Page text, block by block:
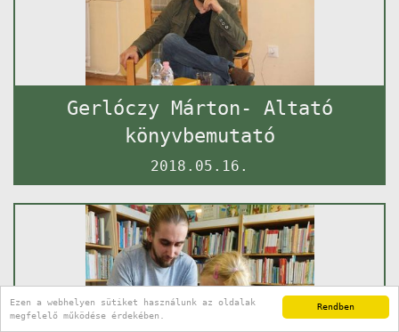
Rendben
Ezen a webhelyen sütiket használunk az oldalak
megfelelő működése érdekében.
Gerlóczy Márton- Altató
könyvbemutató
2018.05.16.